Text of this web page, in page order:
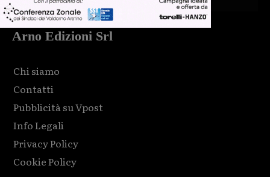
Arno Edizioni Srl
Chi siamo
Contatti
Pubblicità su Vpost
Info Legali
Privacy Policy
Cookie Policy